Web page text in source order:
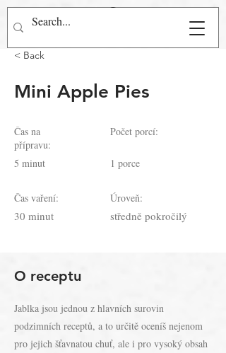
Přihlásit se
< Back
Mini Apple Pies
​Čas na
přípravu:
5 minut
Čas vaření:
30 minut
Počet porcí:
1 porce
Úroveň:
středně pokročilý
O receptu
Jablka jsou jednou z hlavních surovin
podzimních receptů, a to určitě oceníš nejenom
pro jejich šťavnatou chuť, ale i pro vysoký obsah